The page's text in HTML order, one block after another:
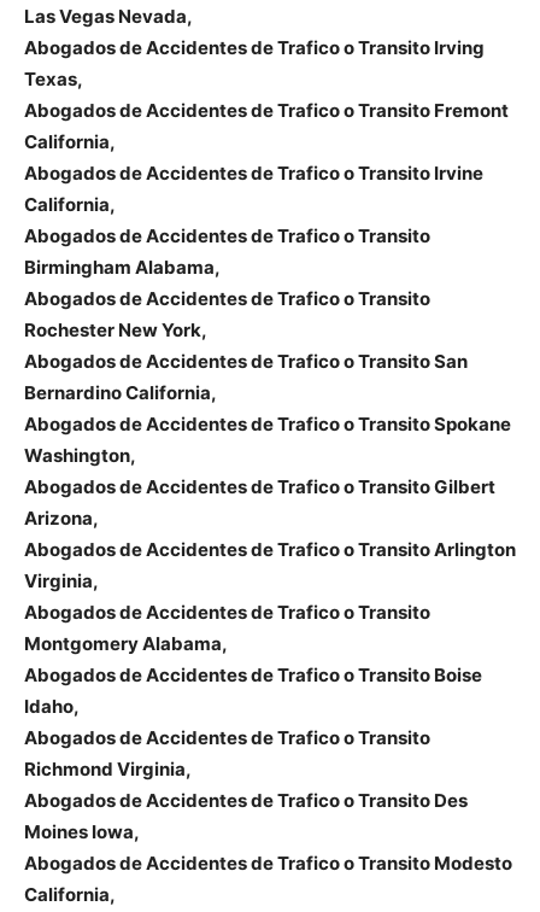
Las Vegas Nevada,
Abogados de Accidentes de Trafico o Transito Irving
Texas,
Abogados de Accidentes de Trafico o Transito Fremont
California,
Abogados de Accidentes de Trafico o Transito Irvine
California,
Abogados de Accidentes de Trafico o Transito
Birmingham Alabama,
Abogados de Accidentes de Trafico o Transito
Rochester New York,
Abogados de Accidentes de Trafico o Transito San
Bernardino California,
Abogados de Accidentes de Trafico o Transito Spokane
Washington,
Abogados de Accidentes de Trafico o Transito Gilbert
Arizona,
Abogados de Accidentes de Trafico o Transito Arlington
Virginia,
Abogados de Accidentes de Trafico o Transito
Montgomery Alabama,
Abogados de Accidentes de Trafico o Transito Boise
Idaho,
Abogados de Accidentes de Trafico o Transito
Richmond Virginia,
Abogados de Accidentes de Trafico o Transito Des
Moines Iowa,
Abogados de Accidentes de Trafico o Transito Modesto
California,